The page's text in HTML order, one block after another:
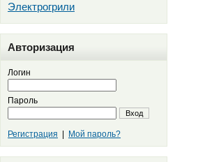
Электрогрили
Авторизация
Логин
Пароль
Вход
Регистрация Мой пароль?